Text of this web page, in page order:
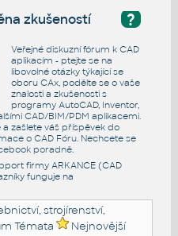
?
zkušeností
Veřejné diskuzní fórum k CAD
aplikacím - ptejte se na
libovolné otázky týkající se
oboru CAx, podělte se o vaše
znalosti a zkušenosti s
programy AutoCAD, Inventor,
CAD/BIM/PDM aplikacemi.
zašlete váš příspěvek do
o CAD Fóru. Nechcete se
poradně.
firmy ARKANCE (CAD
funguje na
strojírenství,
Témata
Nejnovější